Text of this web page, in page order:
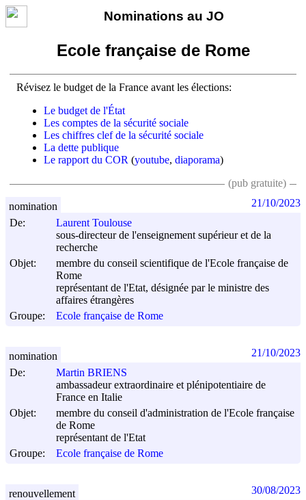
Nominations au JO
Ecole française de Rome
Révisez le budget de la France avant les élections:
Le budget de l'État
Les comptes de la sécurité sociale
Les chiffres clef de la sécurité sociale
La dette publique
Le rapport du COR (youtube, diaporama)
(pub gratuite)
De:
Laurent Toulouse
sous-directeur de l'enseignement supérieur et de la
recherche
Objet:
membre du conseil scientifique de l'Ecole française de
Rome
représentant de l'Etat, désignée par le ministre des
affaires étrangères
Groupe:
Ecole française de Rome
nomination 21/10/2023
De:
Martin BRIENS
ambassadeur extraordinaire et plénipotentiaire de
France en Italie
Objet:
membre du conseil d'administration de l'Ecole française
de Rome
représentant de l'Etat
Groupe:
Ecole française de Rome
nomination 21/10/2023
renouvellement 30/08/2023